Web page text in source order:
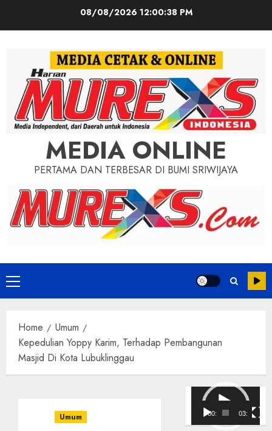
08/08/2026 12:00:40 PM
MEDIA ONLINE
PERTAMA DAN TERBESAR DI BUMI SRIWIJAYA
Primary
Menu
Home
Umum
Kepedulian Yoppy Karim, Terhadap Pembangunan
Masjid Di Kota Lubuklinggau
Umum
Pemutar
Video
00:00 03:08